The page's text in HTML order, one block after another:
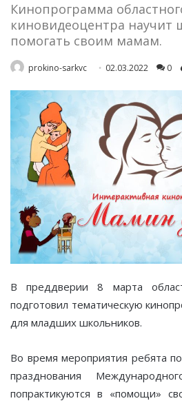
Кинопрограмма
киновидеоцентра научит
помогать своим мамам.
prokino-sarkvc 02.03.2022 0
В преддверии 8 марта
подготовил тематическую
для младших школьников.
Во время мероприятия ребята
празднования
попрактикуются в «помощи»